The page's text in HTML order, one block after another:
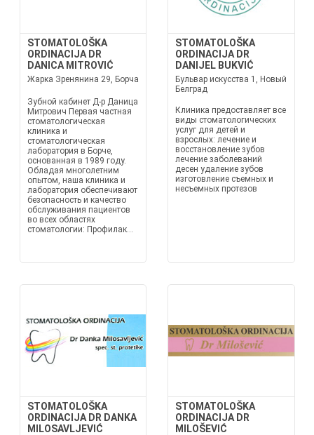
STOMATOLOŠKA
ORDINACIJA DR
DANICA MITROVIĆ
Жарка Зренянина 29, Борча
Зубной кабинет Д-р Даница
Митрович Первая частная
стоматологическая
клиника и
стоматологическая
лаборатория в Борче,
основанная в 1989 году.
Обладая многолетним
опытом, наша клиника и
лаборатория обеспечивают
безопасность и качество
обслуживания пациентов
во всех областях
стоматологии: Профилак...
STOMATOLOŠKA
ORDINACIJA DR
DANIJEL BUKVIĆ
Бульвар искусства 1, Новый
Белград
Клиника предоставляет все
виды стоматологических
услуг для детей и
взрослых: лечение и
восстановление зубов
лечение заболеваний
десен удаление зубов
изготовление съемных и
несъемных протезов
STOMATOLOŠKA
ORDINACIJA DR DANKA
MILOSAVLJEVIĆ
STOMATOLOŠKA
ORDINACIJA DR
MILOŠEVIĆ